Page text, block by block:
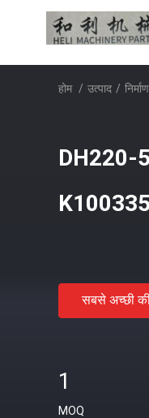
होम / उत्पाद /
DH220-
सबसे अच्छी
1
MOQ